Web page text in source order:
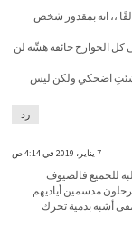
،، انه بمقدور شخص
كل الجوارح خائفه هشّه لن
اضحكي ولكن ليس
رد
7 يناير، 2019 في 4:14 ص
للجميع فالضيوف
مدسمين أياديهم
أشبه بدمية تحرك